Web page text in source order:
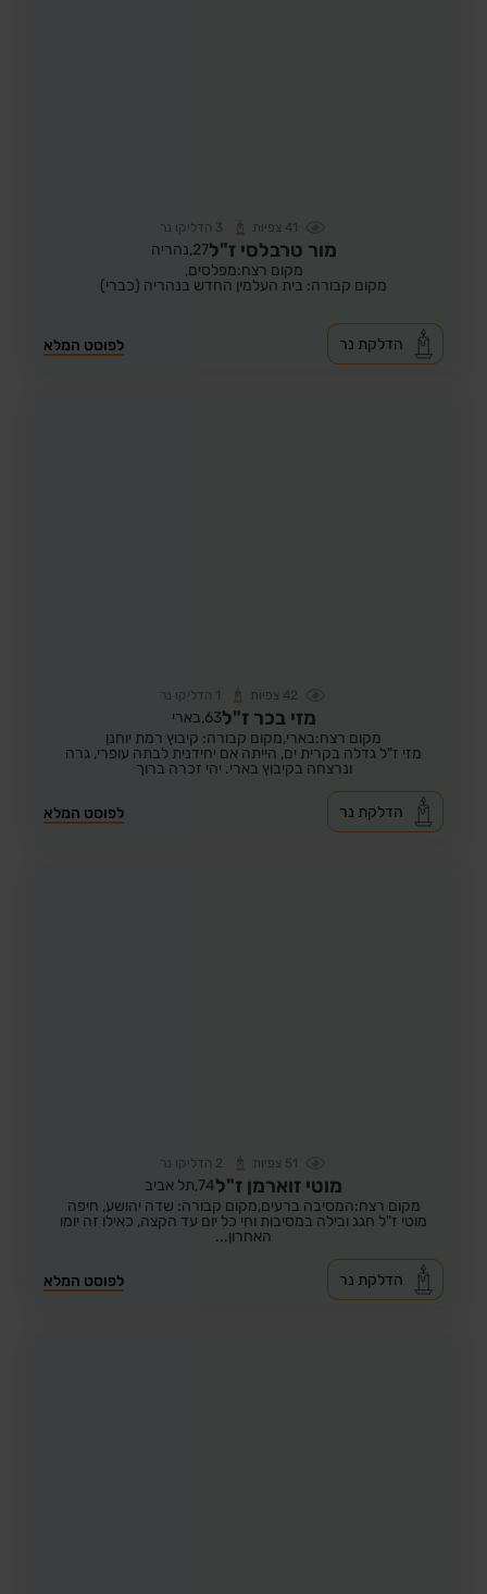
41 צפיות 3 הדליקו נר
מור טרבלסי ז"ל27, נהריה
מקום רצח:מפלסים,
מקום קבורה: בית העלמין החדש בנהריה (כברי)
לפוסט המלא הדלקת נר
42 צפיות 1 הדליקו נר
מזי בכר ז"ל63, בארי
מקום רצח:בארי,מקום קבורה: קיבוץ רמת יוחנן
מזי ז"ל גדלה בקרית ים, הייתה אם יחידנית לבתה עופרי, גרה
ונרצחה בקיבוץ בארי. יהי זכרה ברוך
לפוסט המלא הדלקת נר
51 צפיות 2 הדליקו נר
מוטי זוארמן ז"ל74, תל אביב
מקום רצח:המסיבה ברעים,מקום קבורה: שדה יהושע, חיפה
מוטי ז"ל חגג ובילה במסיבות וחי כל יום עד הקצה, כאילו זה יומו
האחרון...
לפוסט המלא הדלקת נר